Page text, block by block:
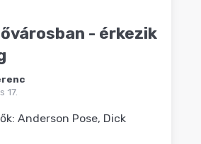
- érkezik
17.
Anderson Pose, Dick